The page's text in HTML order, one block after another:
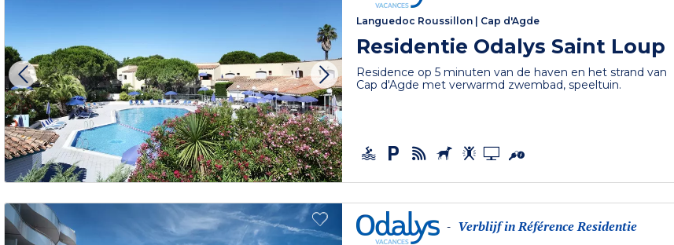
Languedoc Roussillon Cap d'Agde
Residentie Odalys Saint Loup
Residence op 5 minuten van de haven en het strand van
Cap d'Agde met verwarmd zwembad, speeltuin.
- Verblijf in Référence Residentie